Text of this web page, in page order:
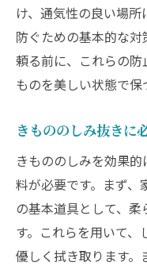
きものの美しさ
ッショナル技術
プロフェッ
力
専門技術が
しみ抜きの
きものの美
ーチ
専門技術が
け、通気性の良い場
防ぐための基本的な
頼る前に、これらの
ものを美しい状態で保
きもののしみ抜きに
きもののしみを効果
料が必要です。まず、
の基本道具として、
す。これらを用いて
優しく拭き取ります